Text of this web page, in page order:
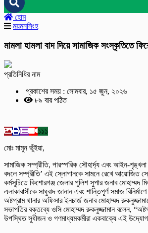
হোম
ময়মনসিংহ
মামলা হামলা বাদ দিয়ে সামাজিক সংস্কৃতিতে
প্রতিনিধির নাম
প্রকাশের সময় : সোমবার, ১৫ জুন, ২০২৬
৮৯ বার পঠিত
১১১
মোঃ মামুন ভুঁইয়া,
​সামাজিক সম্প্রীতি, পারস্পরিক সৌহার্দ্য এবং আইন-
বদলে সম্প্রীতি’ এই স্লোগানকে সামনে রেখে আয়োজিত
​​কর্মসূচিতে কিশোরগঞ্জ জেলার পুলিশ সুপার জনাব
এলাকাবাসীকে সাধুবাদ জানান এবং শান্তিপূর্ণ সমাজ
অষ্টগ্রাম থানার অফিসার ইনচার্জ জনাব মোহাম্মদ
​সভাপতির বক্তব্যে ওসি মোহাম্মদ রুকনুজ্জামান বলেন,
​উপস্থিত সুধীজন ও গণমাধ্যমকর্মীরা একবাক্যে এই